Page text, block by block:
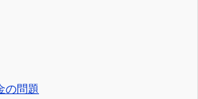
の問題